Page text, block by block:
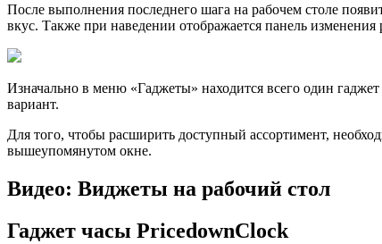
После выполнения последнего шага на рабочем столе
вкус. Также при наведении отображается панель изменения
Изначально в меню «Гаджеты» находится всего один
вариант.
Для того, чтобы расширить доступный ассортимент,
вышеупомянутом окне.
Видео: Виджеты на рабочий стол
Гаджет часы PricedownClock